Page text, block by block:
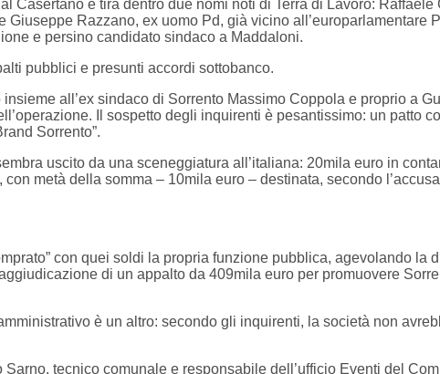
Casertano e tira dentro due nomi noti di Terra di Lavoro: Raffaele
Giuseppe Razzano, ex uomo Pd, già vicino all’europarlamentare
e persino candidato sindaco a Maddaloni.
pubblici e presunti accordi sottobanco.
all’ex sindaco di Sorrento Massimo Coppola e proprio a
Il sospetto degli inquirenti è pesantissimo: un patto
Sorrento”.
uscito da una sceneggiatura all’italiana: 20mila euro in
metà della somma – 10mila euro – destinata, secondo
con quei soldi la propria funzione pubblica, agevolando la
di un appalto da 409mila euro per promuovere
è un altro: secondo gli inquirenti, la società non
tecnico comunale e responsabile dell’ufficio Eventi del